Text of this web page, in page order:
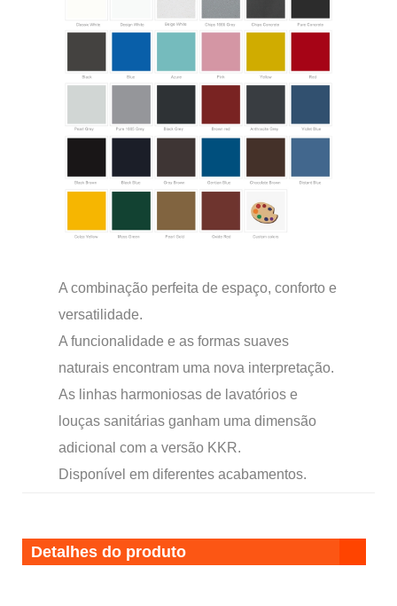
A combinação perfeita de espaço, conforto e
versatilidade.
A funcionalidade e as formas suaves
naturais encontram uma nova interpretação.
As linhas harmoniosas de lavatórios e
louças sanitárias ganham uma dimensão
adicional com a versão KKR.
Disponível em diferentes acabamentos.
Detalhes do produto